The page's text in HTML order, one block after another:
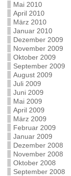
Mai 2010
April 2010
März 2010
Januar 2010
Dezember 2009
November 2009
Oktober 2009
September 2009
August 2009
Juli 2009
Juni 2009
Mai 2009
April 2009
März 2009
Februar 2009
Januar 2009
Dezember 2008
November 2008
Oktober 2008
September 2008